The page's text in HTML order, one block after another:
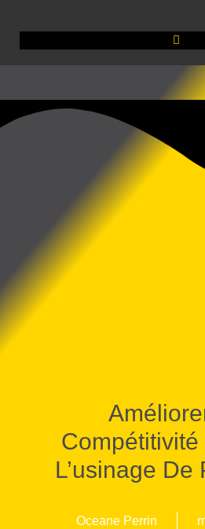
Compétitivité
L’usinage De
Oceane Perrin